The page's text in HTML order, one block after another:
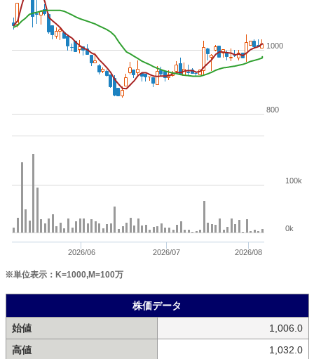
2026/06 2026/07 2026/08
800
1000
0k
100k
※単位表示：K=1000,M=100万
株価データ
始値
1,006.0
高値
1,032.0